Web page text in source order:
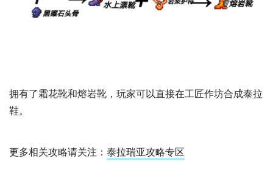
拥有了霜花靴和熔岩靴，玩家可以直接在工匠作坊合成泰拉
鞋。
更多相关攻略请关注： 泰拉瑞亚攻略专区